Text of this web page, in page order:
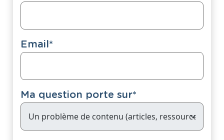
Email*
Ma question porte sur*